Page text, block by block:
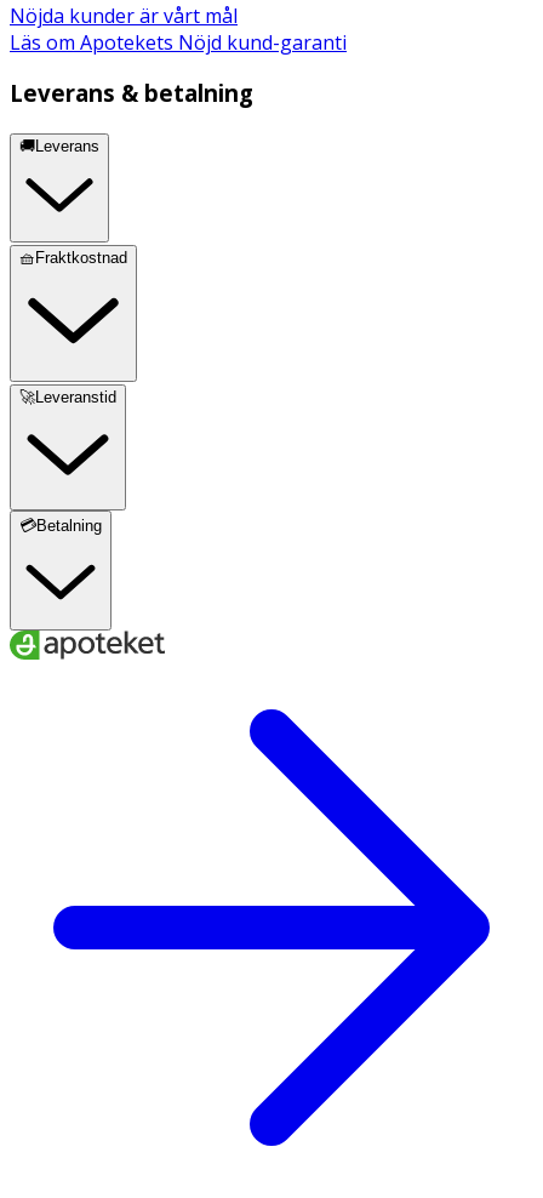
Nöjda kunder är vårt mål
Läs om Apotekets Nöjd kund-garanti
Leverans & betalning
🚚Leverans
🧺Fraktkostnad
🚀Leveranstid
💳Betalning